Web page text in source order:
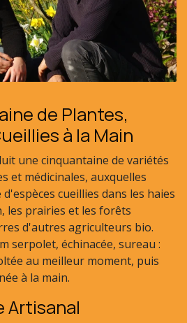
de Plantes,
à la Main
une cinquantaine de variétés
et médicinales, auxquelles
cueillies dans les haies
les prairies et les forêts
d'autres agriculteurs bio.
serpolet, échinacée, sureau :
au meilleur moment, puis
à la main.
Artisanal